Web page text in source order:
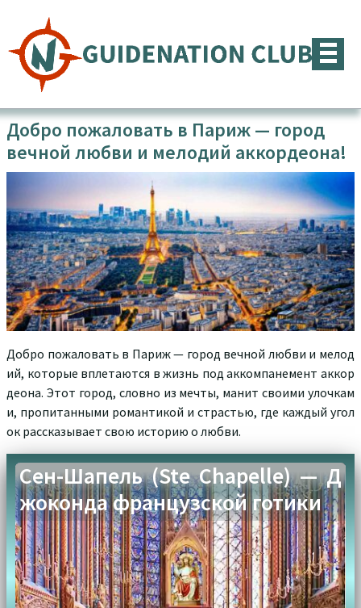
содержимому
Добро пожаловать в Париж — город
вечной любви и мелодий аккордеона!
Добро пожаловать в Париж — город вечной любви и мелод
ий, которые вплетаются в жизнь под аккомпанемент аккор
деона. Этот город, словно из мечты, манит своими улочкам
и, пропитанными романтикой и страстью, где каждый угол
ок рассказывает свою историю о любви.
Сен-Шапель (Ste Chapelle) — Д
жоконда французской готики